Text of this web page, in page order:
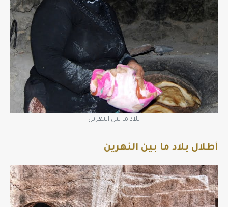
بلاد ما بين النهرين
أطلال بلاد ما بين النهرين